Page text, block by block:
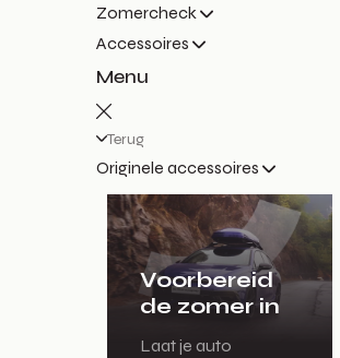
Zomercheck
Accessoires
Menu
Terug
Originele accessoires
Voorbereid
de zomer in
Laat je auto